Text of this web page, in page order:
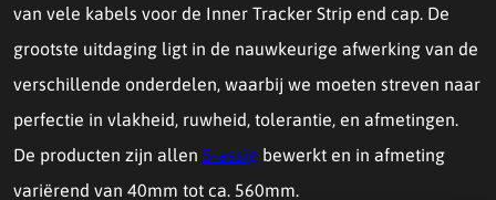
van vele kabels voor de Inner Tracker Strip end cap. De
grootste uitdaging ligt in de nauwkeurige afwerking van de
verschillende onderdelen, waarbij we moeten streven naar
perfectie in vlakheid, ruwheid, tolerantie, en afmetingen.
De producten zijn allen 5-assig bewerkt en in afmeting
variërend van 40mm tot ca. 560mm.